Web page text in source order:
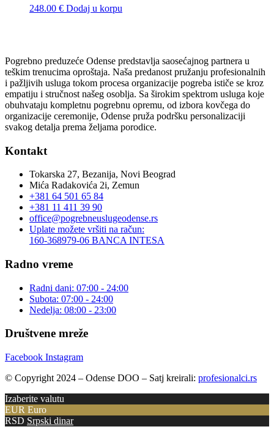
248.00 € Dodaj u korpu
Pogrebno preduzeće Odense predstavlja saosećajnog partnera u
teškim trenucima oproštaja. Naša predanost pružanju profesionalnih
i pažljivih usluga tokom procesa organizacije pogreba ističe se kroz
empatiju i stručnost našeg osoblja. Sa širokim spektrom usluga koje
obuhvataju kompletnu pogrebnu opremu, od izbora kovčega do
organizacije ceremonije, Odense pruža podršku personalizaciji
svakog detalja prema željama porodice.
Kontakt
Tokarska 27, Bezanija, Novi Beograd
Mića Radakovića 2i, Zemun
+381 64 501 65 84
+381 11 411 39 90
office@pogrebneuslugeodense.rs
Uplate možete vršiti na račun:
160-368979-06 BANCA INTESA
Radno vreme
Radni dani: 07:00 - 24:00
Subota: 07:00 - 24:00
Nedelja: 08:00 - 23:00
Društvene mreže
Facebook Instagram
© Copyright 2024 – Odense DOO – Satj kreirali: profesionalci.rs
Izaberite valutu
EUR Euro
RSD Srpski dinar